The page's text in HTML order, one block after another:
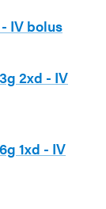
IV bolus
2xd - IV
1xd - IV